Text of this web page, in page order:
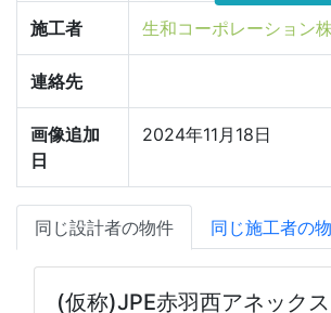
施工者
生和コーポレーション
連絡先
画像追加
日
2024年11月18日
同じ設計者の物件 同じ施工者の
(仮称)JPE赤羽西アネック